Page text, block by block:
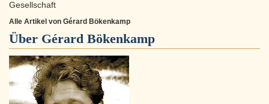
Gesellschaft
Alle Artikel von Gérard Bökenkamp
Über Gérard Bökenkamp